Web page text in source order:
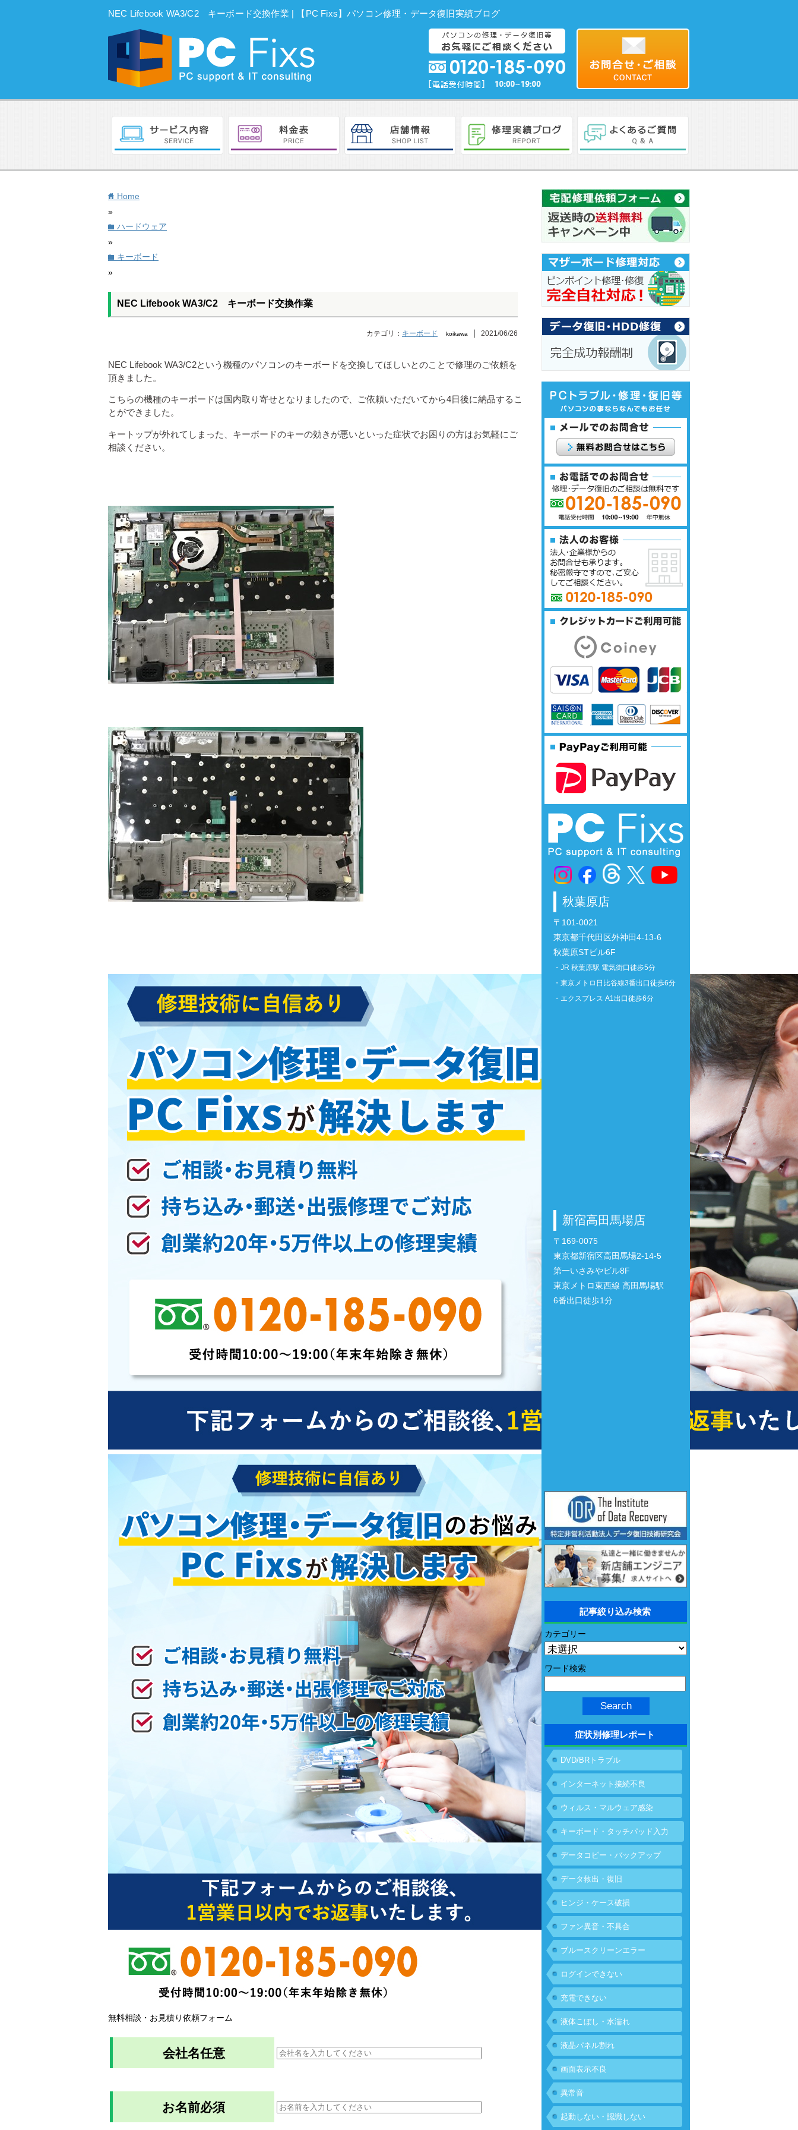
NEC Lifebook WA3/C2 キーボード交換作業 | 【PC Fixs】パソコン修理・データ復旧実績ブログ
home Home
»
folder ハードウェア
»
folder キーボード
»
NEC Lifebook WA3/C2 キーボード交換作業
カテゴリ： キーボード koikawa ｜ 2021/06/26
NEC Lifebook WA3/C2という機種のパソコンのキーボードを交換してほしいとのことで修理のご依頼を
頂きました。
こちらの機種のキーボードは国内取り寄せとなりましたので、ご依頼いただいてから4日後に納品するこ
とができました。
キートップが外れてしまった、キーボードのキーの効きが悪いといった症状でお困りの方はお気軽にご
相談ください。
無料相談・お見積り依頼フォーム
会社名任意
お名前必須
秋葉原店
〒101-0021
東京都千代田区外神田4-13-6
秋葉原STビル6F
・JR 秋葉原駅 電気街口徒歩5分
・東京メトロ日比谷線3番出口徒歩6分
・エクスプレス A1出口徒歩6分
新宿高田馬場店
〒169-0075
東京都新宿区高田馬場2-14-5
第一いさみやビル8F
東京メトロ東西線 高田馬場駅
6番出口徒歩1分
記事絞り込み検索
カテゴリー
ワード検索
症状別修理レポート
DVD/BRトラブル
インターネット接続不良
ウィルス・マルウェア感染
キーボード・タッチパッド入力
不具合
データコピー・バックアップ
データ救出・復旧
ヒンジ・ケース破損
ファン異音・不具合
ブルースクリーンエラー
ログインできない
充電できない
液体こぼし・水濡れ
液晶パネル割れ
画面表示不良
異常音
起動しない・認識しない